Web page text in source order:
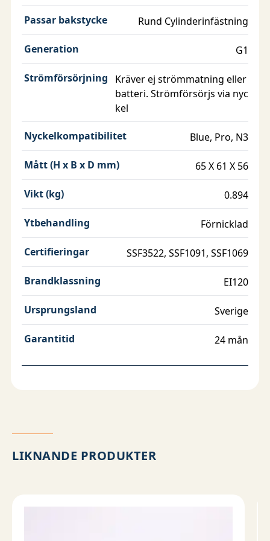
- 2 st vredskruv M5x110 [11089001]
Produkten är certifierad av de ackrediterade
certifieringsorganet RISE samt SBSC.
Passar bakstycke Rund Cylinderinfästning
Generation G1
Strömförsörjning
Kräver ej strömmatning eller
batteri. Strömförsörjs via nyc
kel
Nyckelkompatibilitet Blue, Pro, N3
Mått (H x B x D mm) 65 X 61 X 56
Vikt (kg) 0.894
Ytbehandling Förnicklad
Certifieringar SSF3522, SSF1091, SSF1069
Brandklassning EI120
Ursprungsland Sverige
Garantitid 24 mån
LIKNANDE PRODUKTER